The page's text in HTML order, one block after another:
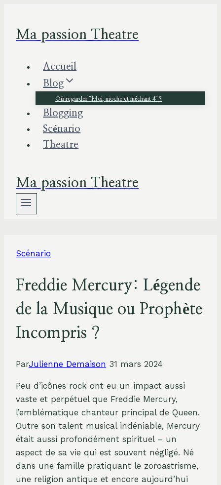
contenu
Ma passion Theatre
Accueil
Blog
Où regarder “Moi, moche et méchant 4” ?
Blogging
Scénario
Theatre
Ma passion Theatre
Scénario
Freddie Mercury: Légende
de la Musique ou Prophète
Incompris ?
ParJulienne Demaison 31 mars 2024
Peu d’icônes rock ont eu un impact aussi
vaste et perpétuel que Freddie Mercury,
l’emblématique chanteur principal de Queen.
Outre son talent musical indéniable, Mercury
était aussi profondément spirituel – un
aspect de sa vie qui est souvent négligé. Né
dans une famille pratiquant le zoroastrisme,
une religion antique et encore aujourd’hui